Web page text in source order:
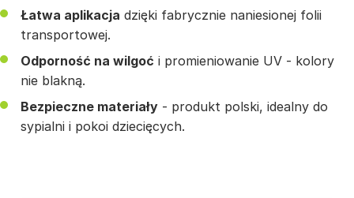
Łatwa aplikacja dzięki fabrycznie naniesionej folii
transportowej.
Odporność na wilgoć i promieniowanie UV - kolory
nie blakną.
Bezpieczne materiały - produkt polski, idealny do
sypialni i pokoi dziecięcych.